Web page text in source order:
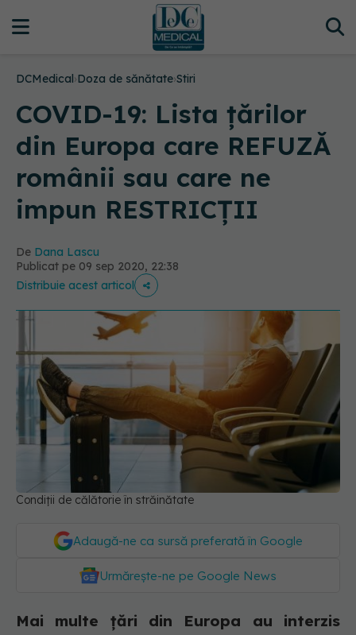
DCMedical›Doza de sănătate›Stiri
COVID-19: Lista țărilor
din Europa care REFUZĂ
românii sau care ne
impun RESTRICȚII
De Dana Lascu
Publicat pe 09 sep 2020, 22:38
Distribuie acest articol
Condiții de călătorie în străinătate
Adaugă-ne ca sursă preferată în Google
Urmărește-ne pe Google News
Mai multe țări din Europa au interzis